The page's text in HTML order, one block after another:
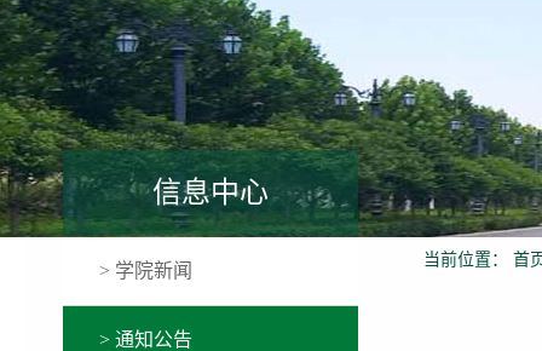
信息中心
> 学院新闻
> 通知公告
当前位置： 首